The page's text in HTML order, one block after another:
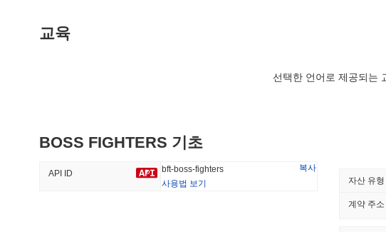
#980
교육
선택한 언어로 제공되는
BOSS FIGHTERS 기초
API ID bft-boss-fighters
복사
사용법 보기
자산 유형
계약 주소